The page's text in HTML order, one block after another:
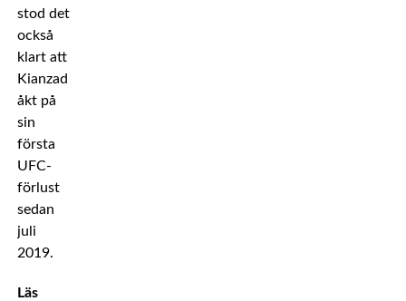
stod det
också
klart att
Kianzad
åkt på
sin
första
UFC-
förlust
sedan
juli
2019.
Läs